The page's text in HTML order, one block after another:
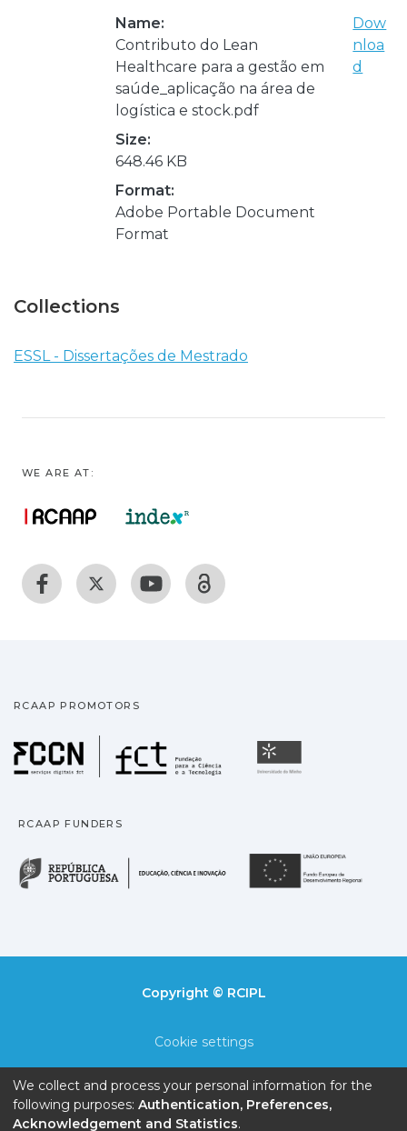
Name:
Contributo do Lean
Healthcare para a gestão em
saúde_aplicação na área de
logística e stock.pdf
Size:
648.46 KB
Format:
Adobe Portable Document
Format
Dow
nloa
d
Collections
ESSL - Dissertações de Mestrado
WE ARE AT:
RCAAP PROMOTORS
Fundação para a
RCAAP FUNDERS
República Portuguesa
Copyright © RCIPL
Cookie settings
End User Agreement
We collect and process your personal information for the
following purposes: Authentication, Preferences,
Acknowledgement and Statistics.